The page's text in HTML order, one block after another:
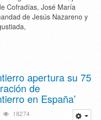
Cofradías, José María
de Jesús Nazareno y
apertura su 75
de
en España’
18274